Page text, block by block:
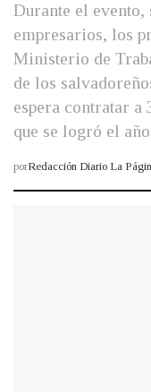
Durante el evento,
empresarios, los
Ministerio de
de los
espera contratar a
que se logró el
porRedacción Diario La